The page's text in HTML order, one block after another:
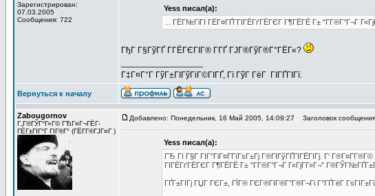
Зарегистрирован:
07.03.2005
Сообщения: 722
Yess писал(а):
... ГЁГ№ГіГІ ГЁГ¤ГҐГ­ГІГЁГґГЁГЄГ Г¶ГЁГЁ Г± "Г­Г®Г°Г¬Г
ГђГ Г§ГўГҐ Г­ГЁГЄГІГ® Г­ГҐ ГЈГ®ГўГ®Г°ГЁГ«?
Г‡Г¤Г°Г ГўГ±ГІГўГіГ©ГІГҐ, Гї ГўГ ГёГ ГІГҐГІГї.
Вернуться к началу
Zabougornov
Г„Г®ГЎГ°Г»Г© ГЂГ¤Г¬ГЁГ­
ГЁГ±ГІГ°Г ГІГ®Г° (ГЁГ­Г®ГЈГ¤Г )
Добавлено: Понедельник, 16 Май 2005, 14:09:27 Заголовок
Yess писал(а):
ГЂ Гї Г§Г ГІГ°ГіГ¤Г­ГїГѕГ±Гј Г®ГІГўГҐГІГЁГІГј. Г‘
ГІГЁГґГЁГЄГ Г¶ГЁГЁ Г± "Г­Г®Г°Г¬Г Г«ГјГ­Г»Г¬"
ГҐГ±ГІГј ГЏГ ГЄГ±, ГЇГ® ГЄГ®ГІГ®Г°Г®Г¬Гі Г°ГҐГёГ